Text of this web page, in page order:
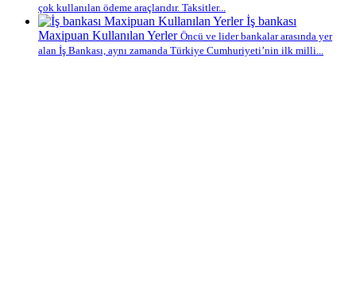
çok kullanılan ödeme araçlarıdır. Taksitler...
İş bankası
Maxipuan Kullanılan Yerler Öncü ve lider bankalar arasında yer
alan İş Bankası, aynı zamanda Türkiye Cumhuriyeti’nin ilk milli...